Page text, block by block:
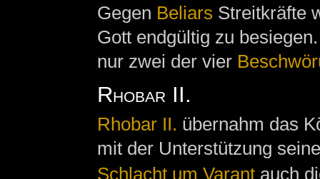
Gegen Beliars Streitkräfte
Gott endgültig zu
nur zwei der vier
Rhobar II.
Rhobar II. übernahm das
mit der Unterstützung
Schlacht um Varantauch